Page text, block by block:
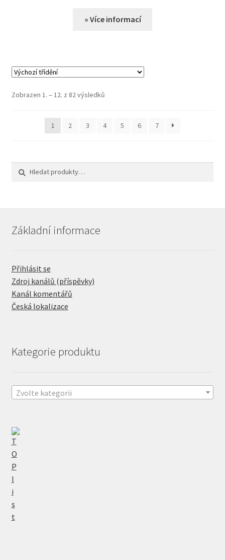
» Více informací
Zobrazen 1. – 12. z 82 výsledků
1 2 3 4 5 6 7
Hledat:
Hledat
Základní informace
Přihlásit se
Zdroj kanálů (příspěvky)
Kanál komentářů
Česká lokalizace
Kategorie produktu
Zvolte kategorii